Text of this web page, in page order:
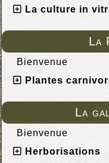
La culture in
La
Bienvenue
Plantes
La
Bienvenue
Herborisations